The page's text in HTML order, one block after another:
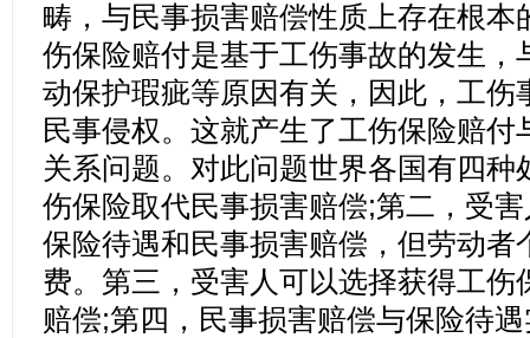
畴，与民事损害赔偿性质上存在根本
伤保险赔付是基于工伤事故的发生，
动保护瑕疵等原因有关，因此，工伤
民事侵权。这就产生了工伤保险赔
关系问题。对此问题世界各国有四种
伤保险取代民事损害赔偿;第二，受
保险待遇和民事损害赔偿，但劳动者
费。第三，受害人可以选择获得工伤
赔偿;第四，民事损害赔偿与保险待